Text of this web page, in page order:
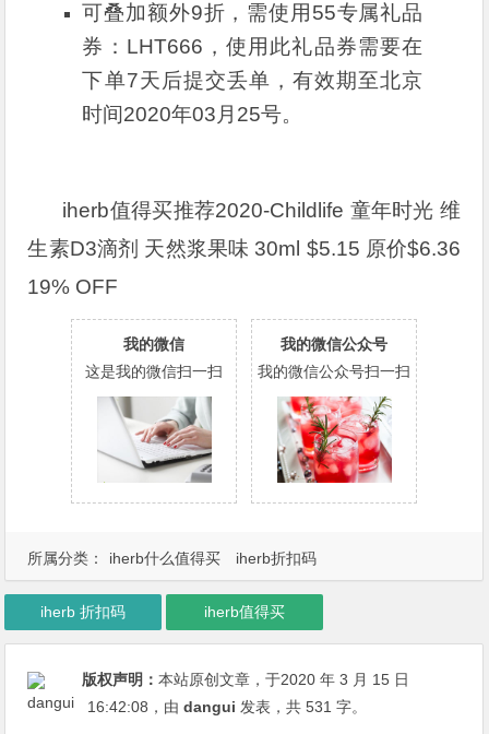
所属分类： iherb什么值得买 iherb折扣码
可叠加额外9折，需使用55专属礼品
券： LHT666 ，使用此礼品券需要在
下单7天后提交丢单，有效期至北京
时间2020年03月25号。
iherb值得买推荐2020-Childlife 童年时光 维
生素D3滴剂 天然浆果味 30ml $5.15 原价$6.36
19% OFF
我的微信
这是我的微信扫一扫
我的微信公众号
我的微信公众号扫一扫
iherb 折扣码 iherb值得买
版权声明：本站原创文章，于2020 年 3 月 15 日
16:42:08 ，由dangui 发表，共 531 字。